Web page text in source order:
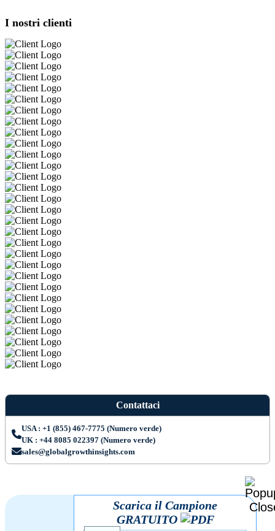
I nostri clienti
Contattaci
USA : +1 (855) 467-7775 (Numero verde)
UK : +44 8085 022397 (Numero verde)
sales@globalgrowthinsights.com
Scarica il Campione
GRATUITO